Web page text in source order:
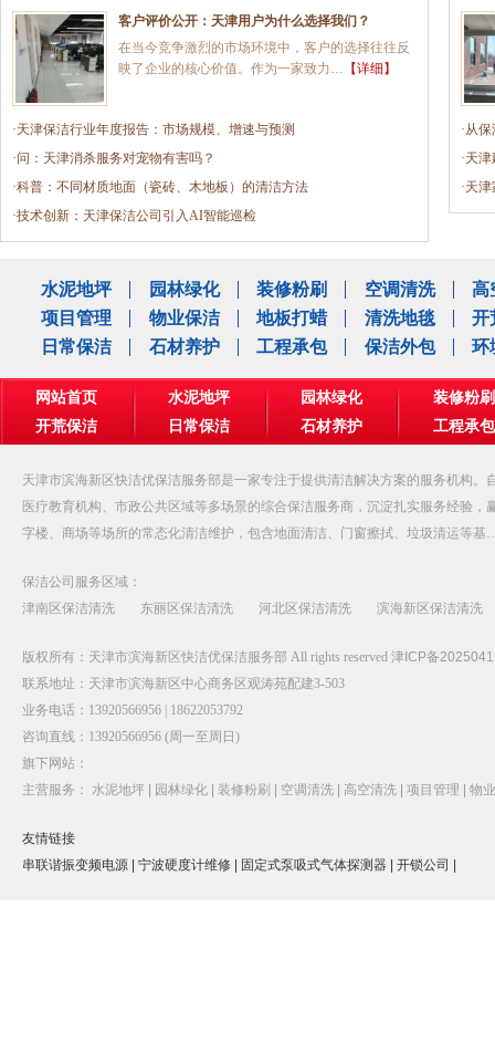
客户评价公开：天津用户为什么选择我们？
在当今竞争激烈的市场环境中，客户的选择往往反
映了企业的核心价值。作为一家致力… 【详细】
·天津保洁行业年度报告：市场规模、增速与预测
·问：天津消杀服务对宠物有害吗？
·科普：不同材质地面（瓷砖、木地板）的清洁方法
·技术创新：天津保洁公司引入AI智能巡检
·从
·天
·天
水泥地坪 园林绿化 装修粉刷 空调清洗
高
项目管理
物业保洁 地板打蜡 清洗地毯
开
日常保洁
石材养护 工程承包 保洁外包 环
网站首页 水泥地坪 园林绿化
装修粉刷
开荒保洁
日常保洁 石材养护
工程承包
天津市滨海新区快洁优保洁服务部是一家专注于提供清洁解决方案的服务机构
医疗教育机构、市政公共区域等多场景的综合保洁服务商，沉淀扎实服务经验
字楼、商场等场所的常态化清洁维护，包含地面清洁、门窗擦拭、垃圾清运等基
保洁公司服务区域：
津南区保洁清洗
东丽区保洁清洗 河北区保洁清洗 滨海新区保洁清洗
版权所有：天津市滨海新区快洁优保洁服务部 All rights reserved 津ICP备
联系地址：天津市滨海新区中心商务区观涛苑配建3-503
业务电话：13920566956 | 18622053792
咨询直线：13920566956 (周一至周日)
旗下网站：
主营服务： 水泥地坪 | 园林绿化 | 装修粉刷 | 空调清洗 | 高空清洗 | 项目管理 | 物
友情链接
串联谐振变频电源 | 宁波硬度计维修 | 固定式泵吸式气体探测器 | 开锁公司 |